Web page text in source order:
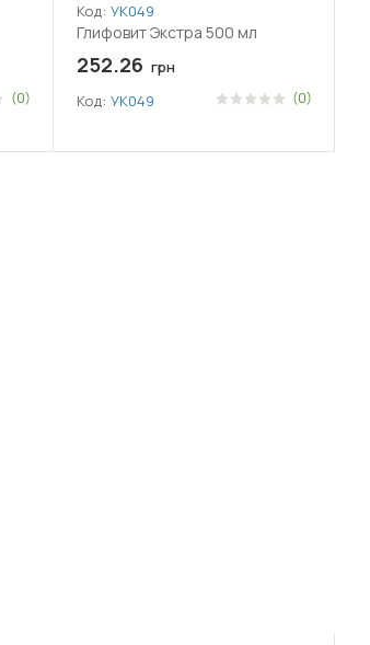
(0)
Код: УК049
Глифовит Экстра 500 мл
252.26 грн
Код: УК049 (0)